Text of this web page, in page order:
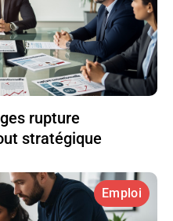
rupture
stratégique
Emploi